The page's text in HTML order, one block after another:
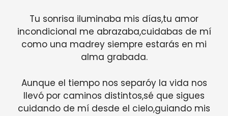
Tu sonrisa iluminaba mis días,tu amor
incondicional me abrazaba,cuidabas de mí
como una madrey siempre estarás en mi
alma grabada.
Aunque el tiempo nos separóy la vida nos
llevó por caminos distintos,sé que sigues
cuidando de mí desde el cielo,guiando mis